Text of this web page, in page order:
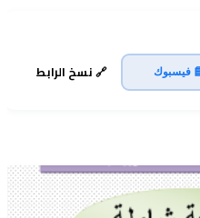
فيسبوك 🔗 نسخ الرابط